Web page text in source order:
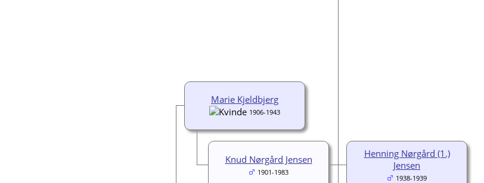
Henning Nørgård (1.)
Jensen
1938-1939
Marie Kjeldbjerg
1906-1943
Knud Nørgård Jensen
1901-1983